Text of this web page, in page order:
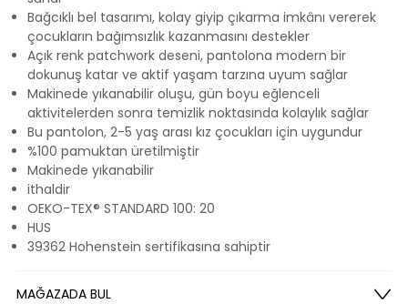
Bağcıklı bel tasarımı, kolay giyip çıkarma imkânı vererek
çocukların bağımsızlık kazanmasını destekler
Açık renk patchwork deseni, pantolona modern bir
dokunuş katar ve aktif yaşam tarzına uyum sağlar
Makinede yıkanabilir oluşu, gün boyu eğlenceli
aktivitelerden sonra temizlik noktasında kolaylık sağlar
Bu pantolon, 2-5 yaş arası kız çocukları için uygundur
%100 pamuktan üretilmiştir
Makinede yıkanabilir
ithaldir
OEKO-TEX® STANDARD 100: 20
HUS
39362 Hohenstein sertifikasına sahiptir
MAĞAZADA BUL